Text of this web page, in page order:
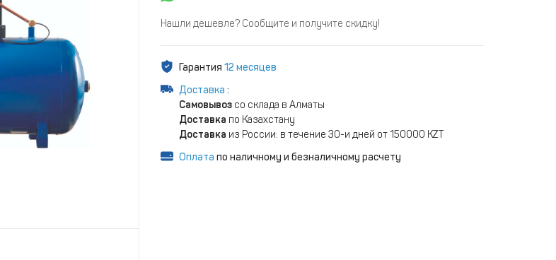
Нашли дешевле? Сообщите и получите скидку!
Гарантия 12 месяцев
Доставка :
Самовывозсо склада в Алматы
Доставка по Казахстану
Доставка из России: в течение 30-и дней от 150000 KZT
Оплата по наличному и безналичному расчету